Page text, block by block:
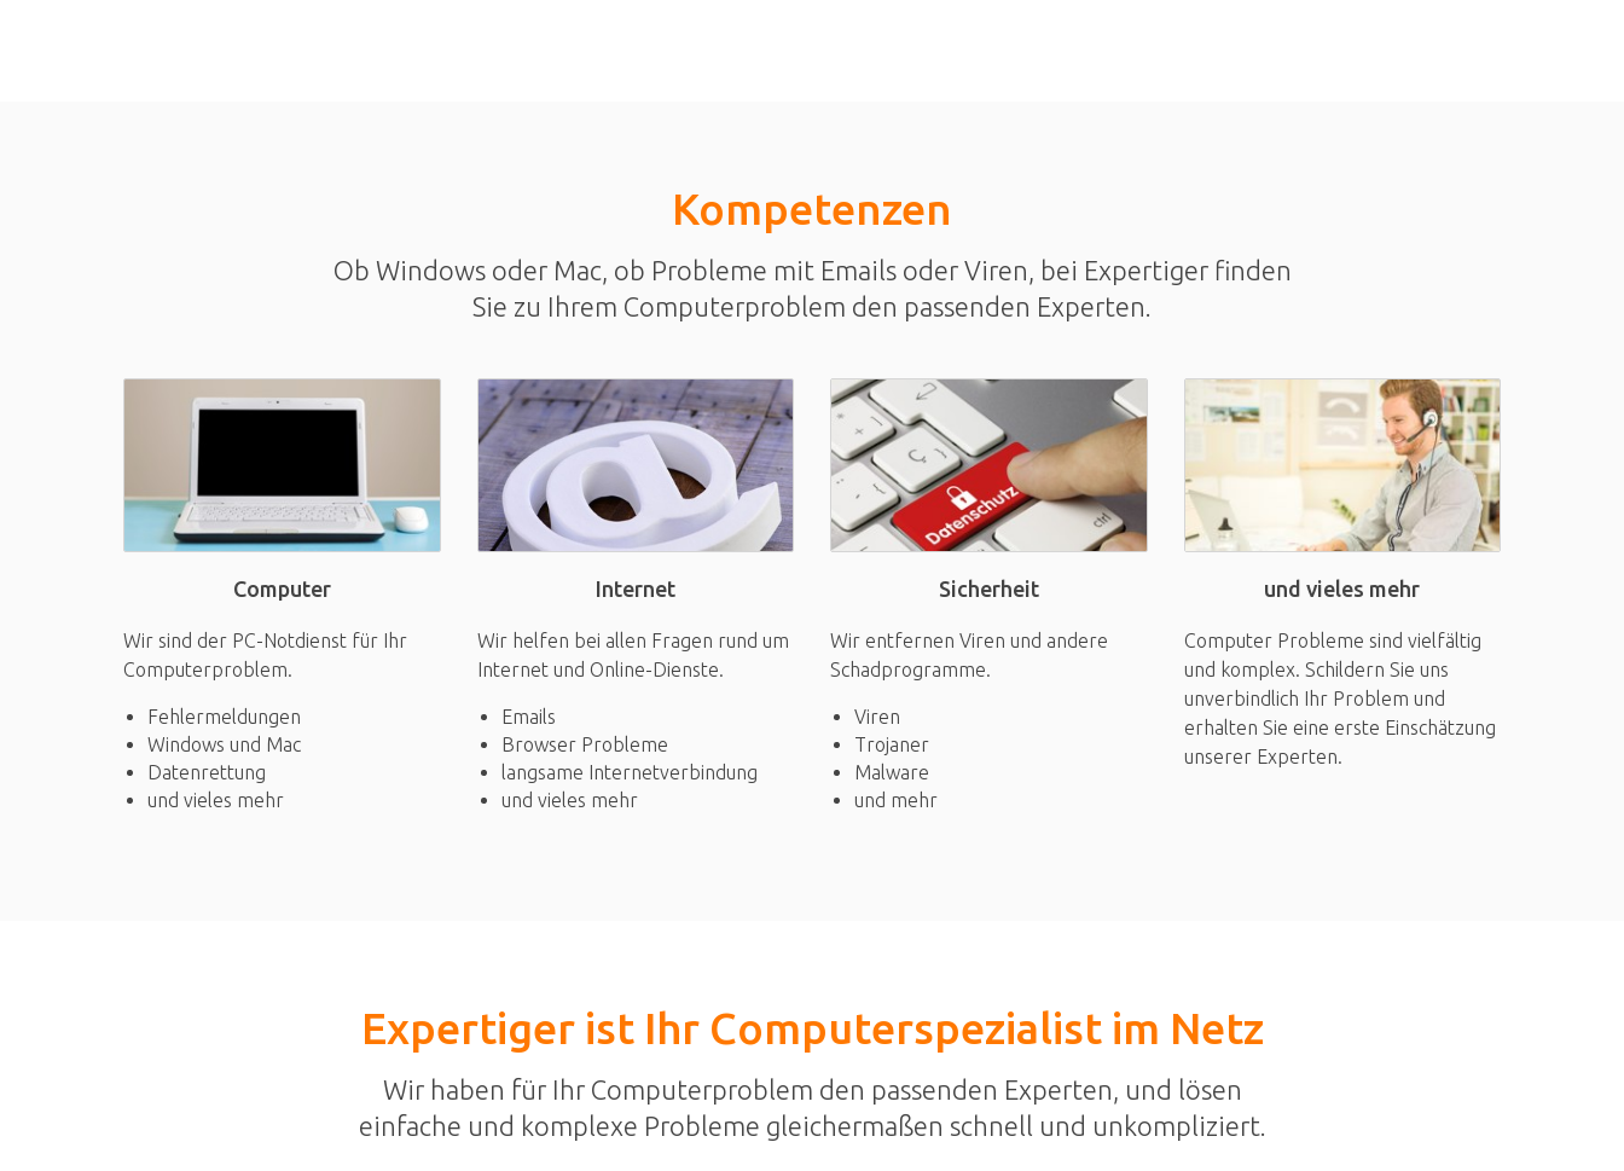
Kompetenzen
Ob Windows oder Mac, ob Probleme mit Emails oder Viren, bei Expertiger finden
Sie zu Ihrem Computerproblem den passenden Experten.
Computer
Wir sind der PC-Notdienst für Ihr
Computerproblem.
Fehlermeldungen
Windows und Mac
Datenrettung
und vieles mehr
Internet
Wir helfen bei allen Fragen rund um
Internet und Online-Dienste.
Emails
Browser Probleme
langsame Internetverbindung
und vieles mehr
Sicherheit
Wir entfernen Viren und andere
Schadprogramme.
Viren
Trojaner
Malware
und mehr
und vieles mehr
Computer Probleme sind vielfältig
und komplex. Schildern Sie uns
unverbindlich Ihr Problem und
erhalten Sie eine erste Einschätzung
unserer Experten.
Expertiger ist Ihr Computerspezialist im Netz
Wir haben für Ihr Computerproblem den passenden Experten, und lösen
einfache und komplexe Probleme gleichermaßen schnell und unkompliziert.